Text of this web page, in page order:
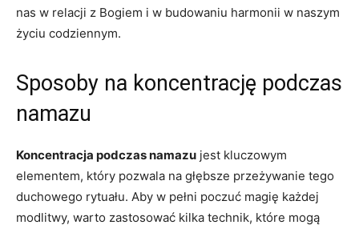
nas w relacji z Bogiem i w​ budowaniu harmonii w ‌naszym
⁤życiu codziennym.
Sposoby na koncentrację ‌podczas⁢
namazu
Koncentracja podczas namazu jest kluczowym
elementem, ⁢który pozwala na głębsze przeżywanie tego⁢
duchowego‌ rytuału. Aby w pełni poczuć magię każdej‌
modlitwy,⁤ warto zastosować⁣ kilka ​technik, które ⁢mogą